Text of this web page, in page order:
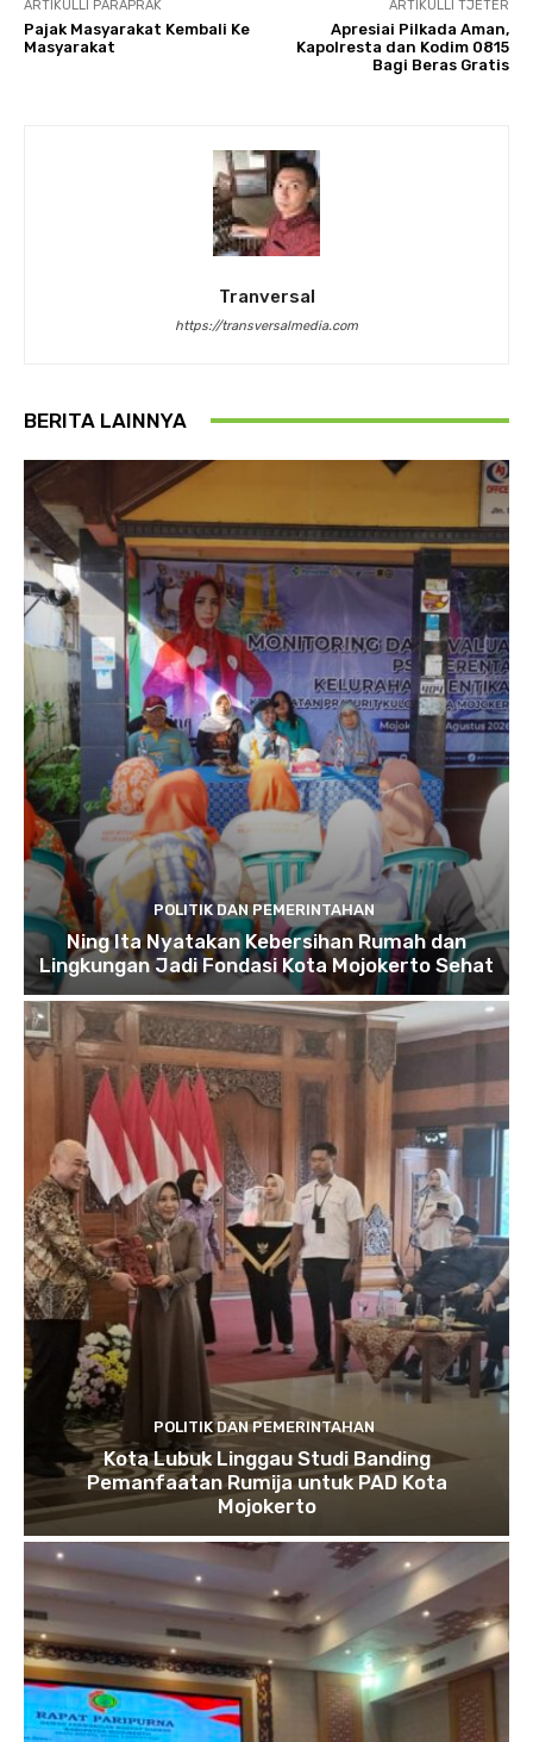
ARTIKULLI PARAPRAK
Pajak Masyarakat Kembali Ke
Masyarakat
ARTIKULLI TJETËR
Apresiai Pilkada Aman,
Kapolresta dan Kodim 0815
Bagi Beras Gratis
Tranversal
https://transversalmedia.com
BERITA LAINNYA
POLITIK DAN PEMERINTAHAN
Ning Ita Nyatakan Kebersihan Rumah dan
Lingkungan Jadi Fondasi Kota Mojokerto Sehat
POLITIK DAN PEMERINTAHAN
Kota Lubuk Linggau Studi Banding
Pemanfaatan Rumija untuk PAD Kota
Mojokerto